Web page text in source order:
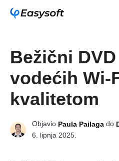
Bežični
vodećih Wi-
kvalitetom
Objavio Paula Pailaga do
6. lipnja 2025.